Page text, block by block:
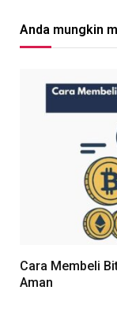
Anda mungkin
Cara Membeli
Aman